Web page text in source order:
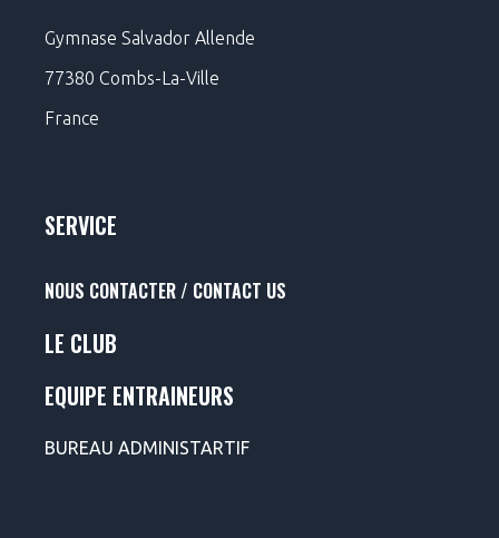
Gymnase Salvador Allende
77380 Combs-La-Ville
France
SERVICE
NOUS CONTACTER / CONTACT US
LE CLUB
EQUIPE ENTRAINEURS
BUREAU ADMINISTARTIF